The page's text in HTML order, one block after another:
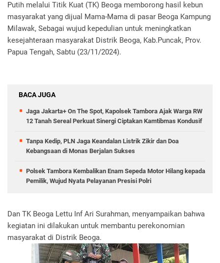
Putih melalui Titik Kuat (TK) Beoga memborong hasil kebun
masyarakat yang dijual Mama-Mama di pasar Beoga Kampung
Milawak, Sebagai wujud kepedulian untuk meningkatkan
kesejahteraan masyarakat Distrik Beoga, Kab.Puncak, Prov.
Papua Tengah, Sabtu (23/11/2024).
BACA JUGA
Jaga Jakarta+ On The Spot, Kapolsek Tambora Ajak Warga RW
12 Tanah Sereal Perkuat Sinergi Ciptakan Kamtibmas Kondusif
Tanpa Kedip, PLN Jaga Keandalan Listrik Zikir dan Doa
Kebangsaan di Monas Berjalan Sukses
Polsek Tambora Kembalikan Enam Sepeda Motor Hilang kepada
Pemilik, Wujud Nyata Pelayanan Presisi Polri
Dan TK Beoga Lettu Inf Ari Surahman, menyampaikan bahwa
kegiatan ini dilakukan untuk membantu perekonomian
masyarakat di Distrik Beoga.